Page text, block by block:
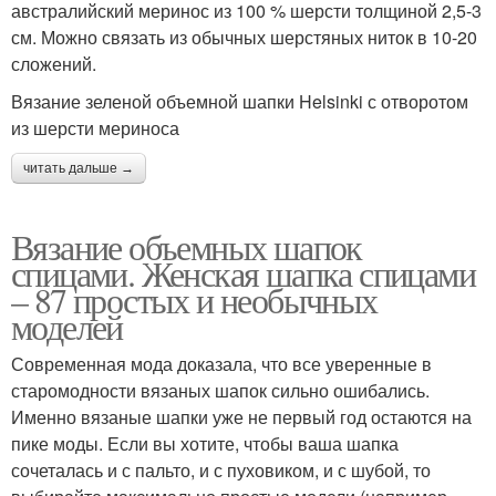
австралийский меринос из 100 % шерсти толщиной 2,5-3
см. Можно связать из обычных шерстяных ниток в 10-20
сложений.
Вязание зеленой объемной шапки Helsinki с отворотом
из шерсти мериноса
читать дальше →
Вязание объемных шапок
спицами. Женская шапка спицами
– 87 простых и необычных
моделей
Современная мода доказала, что все уверенные в
старомодности вязаных шапок сильно ошибались.
Именно вязаные шапки уже не первый год остаются на
пике моды. Если вы хотите, чтобы ваша шапка
сочеталась и с пальто, и с пуховиком, и с шубой, то